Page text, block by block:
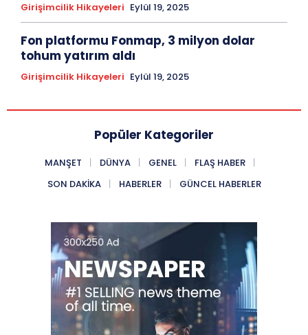
Girişimcilik Hikayeleri Eylül 19, 2025
Fon platformu Fonmap, 3 milyon dolar
tohum yatırım aldı
Girişimcilik Hikayeleri Eylül 19, 2025
Popüler Kategoriler
MANŞET DÜNYA GENEL
FLAŞ HABER
SON DAKIKA
HABERLER GÜNCEL HABERLER